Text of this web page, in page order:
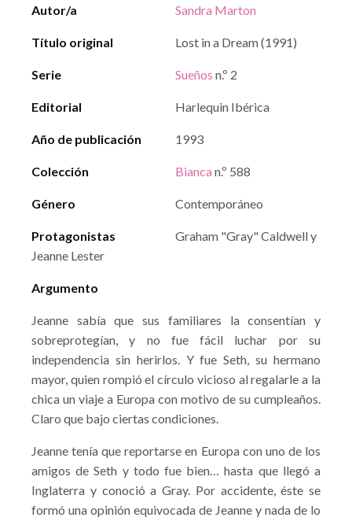
Autor/a Sandra Marton
Título original Lost in a Dream (1991)
Serie Sueños n.º 2
Editorial Harlequin Ibérica
Año de publicación 1993
Colección Bianca n.º 588
Género Contemporáneo
Protagonistas
Graham "Gray" Caldwell y
Jeanne Lester
Argumento
Jeanne sabía que sus familiares la consentían y
sobreprotegían, y no fue fácil luchar por su
independencia sin herirlos. Y fue Seth, su hermano
mayor, quien rompió el círculo vicioso al regalarle a la
chica un viaje a Europa con motivo de su cumpleaños.
Claro que bajo ciertas condiciones.
Jeanne tenía que reportarse en Europa con uno de los
amigos de Seth y todo fue bien… hasta que llegó a
Inglaterra y conoció a Gray. Por accidente, éste se
formó una opinión equivocada de Jeanne y nada de lo